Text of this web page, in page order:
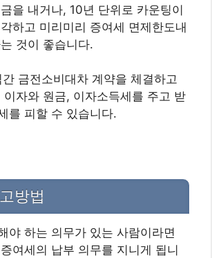
을 내거나, 10년 단위로 카운팅이
하고 미리미리 증여세 면제한도내
것이 좋습니다.
금전소비대차 계약을 체결하고
이자와 원금, 이자소득세를 주고 받
를 피할 수 있습니다.
방법
야 하는 의무가 있는 사람이라면
여세의 납부 의무를 지니게 됩니